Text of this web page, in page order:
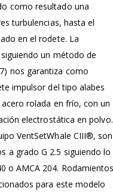
como resultado una
turbulencias, hasta el
en el rodete. La
un método de
nos garantiza como
impulsor del tipo alabes
rolada en frío, con un
electrostática en polvo.
VentSetWhale CIII®, son
a grado G 2.5 siguiendo lo
o AMCA 204.
para este modelo